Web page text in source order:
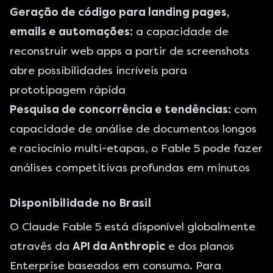
Geração de código para landing pages,
emails e automações: a capacidade de
reconstruir web apps a partir de screenshots
abre possibilidades incríveis para
prototipagem rápida
Pesquisa de concorrência e tendências: com
capacidade de análise de documentos longos
e raciocínio multi-etapas, o Fable 5 pode fazer
análises competitivas profundas em minutos
Disponibilidade no Brasil
O Claude Fable 5 está disponível globalmente
atravês da API da Anthropic e dos planos
Enterprise baseados em consumo. Para